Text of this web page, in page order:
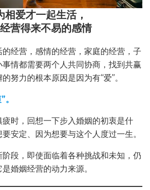
相爱才一起生活，
营得来不易的感情
经营，感情的经营，家庭的经营，子
情都需要两个人共同协商，找到共赢
努力的根本原因是因为有“爱”。
时，回想一下步入婚姻的初衷是什
安定、因为想要与这个人度过一生。
段，即使面临着各种挑战和未知，仍
婚姻经营的动力来源。